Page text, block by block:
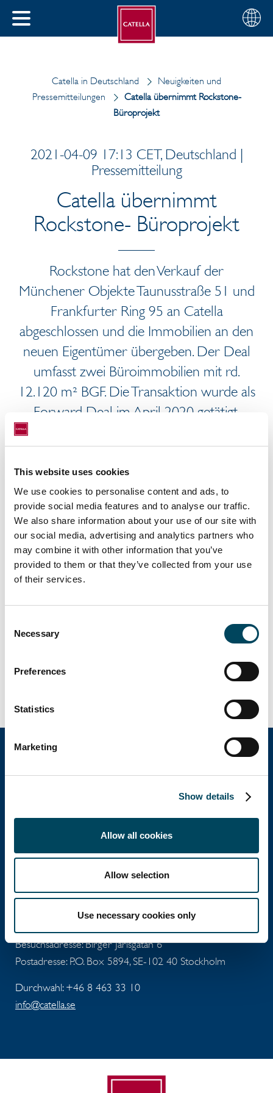
This website uses cookies
We use cookies to personalise content and ads, to
provide social media features and to analyse our traffic.
We also share information about your use of our site with
our social media, advertising and analytics partners who
may combine it with other information that you’ve
provided to them or that they’ve collected from your use
of their services.
Selection
Necessary
Preferences
Statistics
Marketing
Show details
Allow all cookies
Allow selection
Use necessary cookies only
SCHLIESSEN
Wählen
Sie
Deutsch
Catella in Deutschland
Neuigkeiten und
Pressemitteilungen
Catella übernimmt Rockstone-
Büroprojekt
2021-04-09 17:13 CET, Deutschland |
Pressemitteilung
Catella übernimmt
Rockstone- Büroprojekt
Rockstone hat den Verkauf der
Münchener Objekte Taunusstraße 51 und
Frankfurter Ring 95 an Catella
abgeschlossen und die Immobilien an den
neuen Eigentümer übergeben. Der Deal
umfasst zwei Büroimmobilien mit rd.
12.120 m² BGF. Die Transaktion wurde als
Forward Deal im April 2020 getätigt.
Rockstone hatte das Grundstück bereits im
Taunusstraße 51 und ein unbebautes
Grundstück am Frankfurter Ring 95. Der
Entwickler errichtete einen
sechsgeschossigen Neubau mit 4.180 m²
BGF. Auch das Bestandsgebäude wurde
saniert. Der Verkäufer wurde von der
KVL Bauconsult und rechtlich von Jebens
rechtlich und steuerlich von Linklaters LLP
(Pressem.
Catella gehört zu den führenden Spezialisten im
Bereich Immobilieninvestment und
Fondsmanagement und agiert in 12 Ländern.
Hauptsitz
Besuchsadresse: Birger Jarlsgatan 6
Postadresse: P.O. Box 5894, SE-102 40 Stockholm
Durchwahl: +46 8 463 33 10
info@catella.se